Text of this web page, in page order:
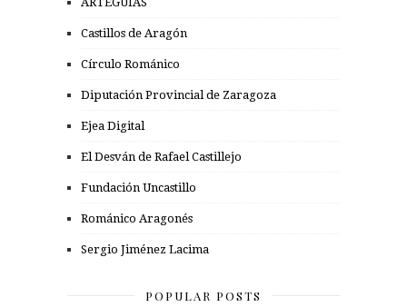
Castillos de Aragón
Círculo Románico
Diputación Provincial de Zaragoza
Ejea Digital
El Desván de Rafael Castillejo
Fundación Uncastillo
Románico Aragonés
Sergio Jiménez Lacima
POPULAR POSTS